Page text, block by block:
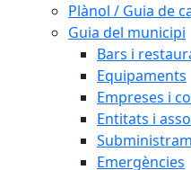
Plànol / Guia de
Guia del municipi
Bars i
Equipaments
Empreses i
Entitats i
Emergències